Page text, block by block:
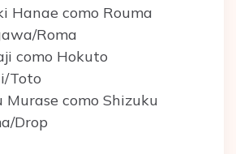
Hanae como Rouma
Roma
como Hokuto
Toto
Murase como Shizuku
Drop